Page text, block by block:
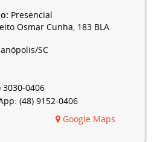
Presencial
Osmar Cunha, 183 BLA
SC
3030-0406
(48) 9152-0406
Google Maps